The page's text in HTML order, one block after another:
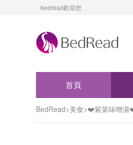
bedread歡迎您
首頁
BedRead>美食>❤️紫菜味噌湯